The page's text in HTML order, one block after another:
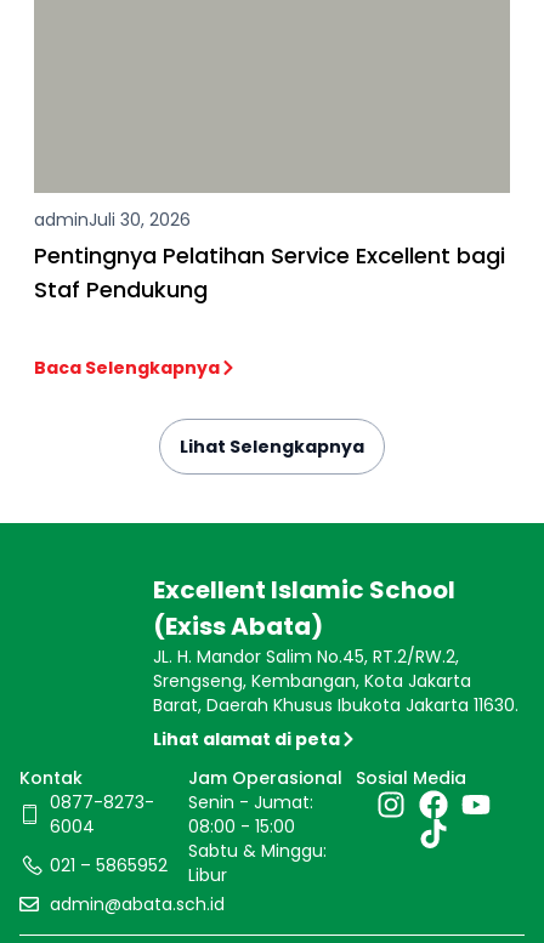
adminJuli 30, 2026
Pentingnya Pelatihan Service Excellent bagi
Staf Pendukung
Baca Selengkapnya
Lihat Selengkapnya
Excellent Islamic School
(Exiss Abata)
JL. H. Mandor Salim No.45, RT.2/RW.2,
Srengseng, Kembangan, Kota Jakarta
Barat, Daerah Khusus Ibukota Jakarta 11630.
Lihat alamat di peta
Kontak
0877-8273-
6004
021 – 5865952
admin@abata.sch.id
Jam Operasional
Senin - Jumat:
08:00 - 15:00
Sabtu & Minggu:
Libur
Sosial Media